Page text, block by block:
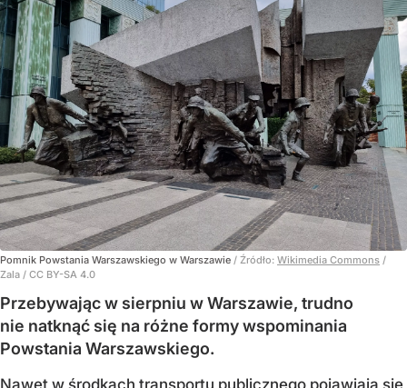
Pomnik Powstania Warszawskiego w Warszawie / Źródło: Wikimedia Commons /
Zala / CC BY-SA 4.0
Przebywając w sierpniu w Warszawie, trudno
nie natknąć się na różne formy wspominania
Powstania Warszawskiego.